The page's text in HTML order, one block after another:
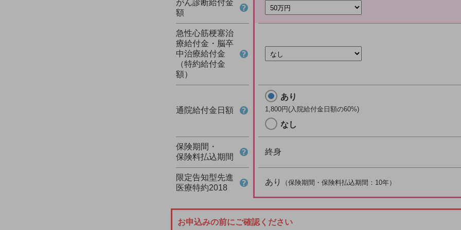
がん診断給付金
額
急性心筋梗塞治
療給付金・脳卒
中治療給付金
（特約給付金
額）
通院給付金日額
あり
1,800円(入院給付金日額の60%)
なし
保険期間・
保険料払込期間
終身
限定告知型先進
医療特約2018
あり （保険期間・保険料払込期間：10年）
お申込みの前にご確認ください